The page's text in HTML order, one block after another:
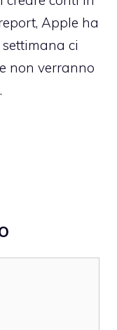
Apple ha
ci
non verranno